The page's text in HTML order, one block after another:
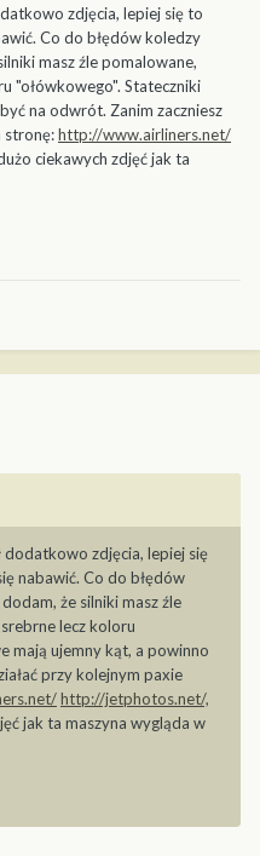
zdjęcia, lepiej się to
Co do błędów koledzy
masz źle pomalowane,
"ołówkowego". Stateczniki
na odwrót. Zanim zaczniesz
stronę:http://www.airliners.net/
ciekawych zdjęć jak ta
dodatkowo zdjęcia, lepiej się
nabawić. Co do błędów
że silniki masz źle
lecz koloru
mają ujemny kąt, a powinno
przy kolejnym paxie
http://jetphotos.net/,
jak ta maszyna wygląda w